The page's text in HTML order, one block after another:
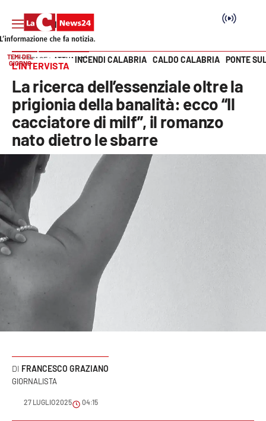
SEZIONI
Cronaca
Politica
Attualità
Economia e lavoro
Italia Mondo
Cultura
Podcast
Vai
TEMI DEL
GIORNO
INCENDI CALABRIA CALDO CALABRIA PONTE
HOME PAGE ATTUALITÀ
L’INTERVISTA
La ricerca dell’essenziale oltre la
prigionia della banalità: ecco “Il
cacciatore di milf”, il romanzo
nato dietro le sbarre
FRANCESCO GRAZIANO
GIORNALISTA
27 LUGLIO 2025 04:15